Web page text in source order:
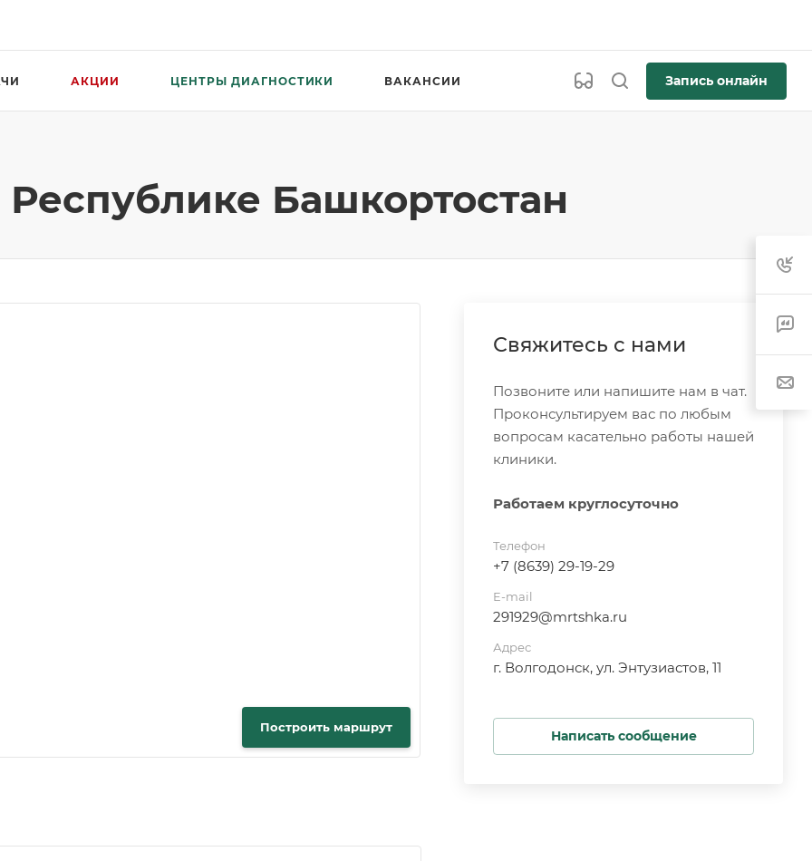
АКЦИИ ЦЕНТРЫ ДИАГНОСТИКИ ВАКАНСИИ Запись онлайн
Башкортостан
Построить маршрут
Свяжитесь с нами
Позвоните или напишите нам в чат.
Проконсультируем вас по любым
вопросам касательно работы нашей
клиники.
Работаем круглосуточно
Телефон
+7 (8639) 29-19-29
E-mail
291929@mrtshka.ru
Адрес
г. Волгодонск, ул. Энтузиастов, 11
Написать сообщение